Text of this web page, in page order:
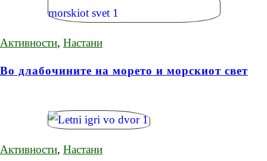
Активности, Настани
Во длабочините на морето и морскиот свет
Активности, Настани